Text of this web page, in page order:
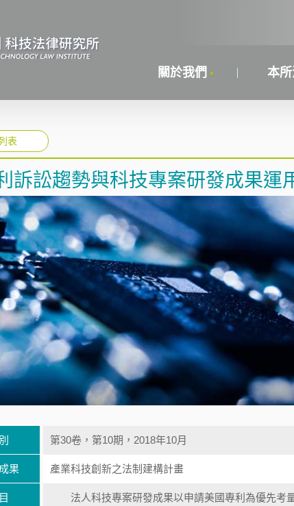
關於我們 本
表
訴訟趨勢與科技專案研發成果運
第30卷，第10期，2018年10月
果 產業科技創新之法制建構計畫
法人科技專案研發成果以申請美國專利為優先考